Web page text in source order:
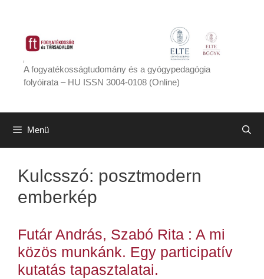
tartalomba
A fogyatékosságtudomány és a gyógypedagógia
folyóirata – HU ISSN 3004-0108 (Online)
Menü
Kulcsszó: posztmodern
emberkép
Futár András, Szabó Rita : A mi
közös munkánk. Egy participatív
kutatás tapasztalatai.